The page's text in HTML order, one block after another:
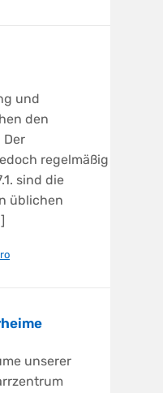
und
den
Der
regelmäßig
sind die
üblichen
unserer